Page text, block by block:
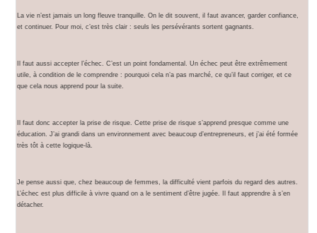
La vie n’est jamais un long fleuve tranquille. On le dit souvent, il faut avancer, garder confiance,
et continuer. Pour moi, c’est très clair : seuls les persévérants sortent gagnants.
Il faut aussi accepter l’échec. C’est un point fondamental. Un échec peut être extrêmement
utile, à condition de le comprendre : pourquoi cela n’a pas marché, ce qu’il faut corriger, et ce
que cela nous apprend pour la suite.
Il faut donc accepter la prise de risque. Cette prise de risque s’apprend presque comme une
éducation. J’ai grandi dans un environnement avec beaucoup d’entrepreneurs, et j’ai été formée
très tôt à cette logique-là.
Je pense aussi que, chez beaucoup de femmes, la difficulté vient parfois du regard des autres.
L’échec est plus difficile à vivre quand on a le sentiment d’être jugée. Il faut apprendre à s’en
détacher.